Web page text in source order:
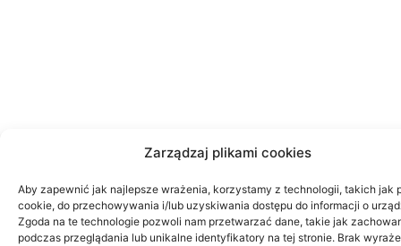
Zarządzaj plikami cookies
Aby zapewnić jak najlepsze wrażenia, korzystamy z technologii, takich jak
cookie, do przechowywania i/lub uzyskiwania dostępu do informacji o
Zgoda na te technologie pozwoli nam przetwarzać dane, takie jak
podczas przeglądania lub unikalne identyfikatory na tej stronie. Brak